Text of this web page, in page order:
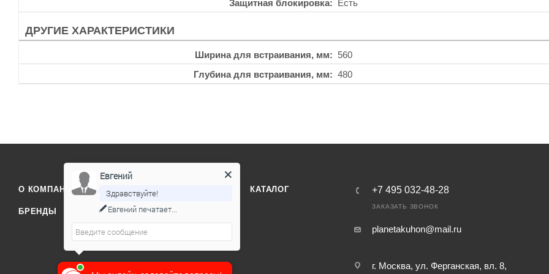
Защитная блокировка
Есть
ДРУГИЕ ХАРАКТЕРИСТИКИ
Ширина для встраивания, мм
560
Глубина для встраивания, мм
480
О КОМПАНИИ ОТЗЫВЫ КАТАЛОГ
БРЕНДЫ
+7 495 032-48-28
ЗАКАЗАТЬ ЗВОНОК
planetakuhon@mail.ru
г. Москва, ул. Ферганская, вл. 8,
Евгений
Здравствуйте!
Евгений печатает...